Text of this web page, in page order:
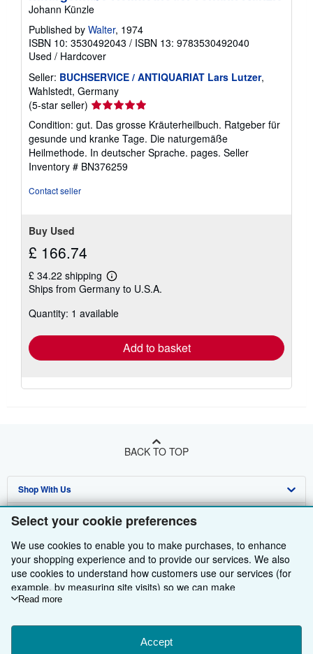
Select your cookie preferences
We use cookies to enable you to make purchases, to enhance
your shopping experience and to provide our services. We also
use cookies to understand how customers use our services (for
example, by measuring site visits) so we can make
improvements. If you agree, we'll also use third-party cookies to
Choose "Decline" to reject, or "Customise" to learn more. You can
change your choices at any time by visiting
Read more
Accept
Johann Künzle
Published by Walter, 1974
ISBN 10: 3530492043 / ISBN 13: 9783530492040
Used / Hardcover
Seller: BUCHSERVICE / ANTIQUARIAT Lars Lutzer,
Wahlstedt, Germany
(5-star seller) Seller
rating
5
out
of
5
Condition: gut. Das grosse Kräuterheilbuch. Ratgeber für
gesunde und kranke Tage. Die naturgemäße
Heilmethode. In deutscher Sprache. pages. Seller
Inventory # BN376259
Contact seller
Buy Used
£ 166.74
£ 34.22 shipping
Learn
more
shipping
Ships from Germany to U.S.A.
Quantity: 1 available
Add to basket
BACK TO TOP
Shop With Us
Advanced Search
Browse Collections
My Account
My Orders
Sell With Us
Start Selling
Join Our Affiliate Programme
Book Buyback
About Us
About AbeBooks
Media
Find Help
Help
Other AbeBooks Companies